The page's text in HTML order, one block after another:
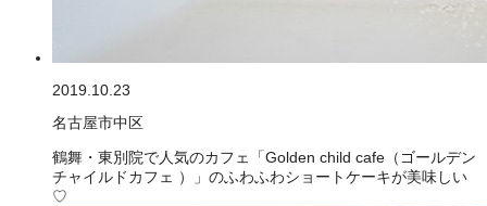
2019.10.23
名古屋市中区
鶴舞・東別院で人気のカフェ「Golden child cafe（ゴールデン
チャイルドカフェ ）」のふわふわショートケーキが美味しい
♡